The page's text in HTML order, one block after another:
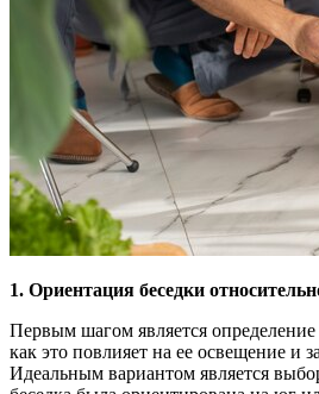
1. Ориентация беседки
Первым шагом является
как это повлияет на ее освещение и
Идеальным вариантом является